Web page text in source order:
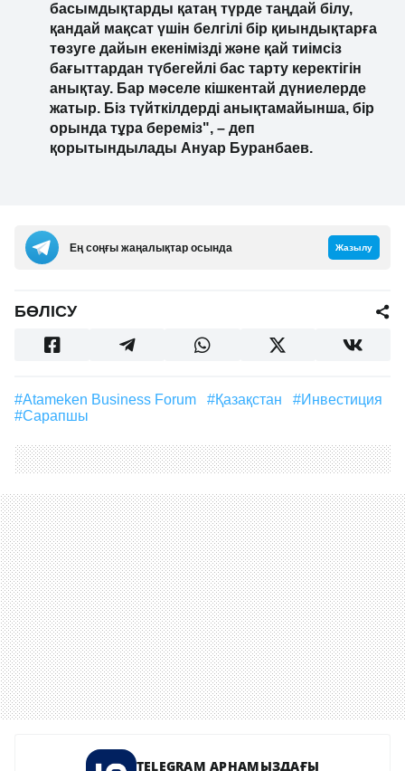
басымдықтарды қатаң түрде таңдай білу,
қандай мақсат үшін белгілі бір қиындықтарға
төзуге дайын екенімізді және қай тиімсіз
бағыттардан түбегейлі бас тарту керектігін
анықтау. Бар мәселе кішкентай дүниелерде
жатыр. Біз түйткілдерді анықтамайынша, бір
орында тұра береміз", – деп
қорытындылады Ануар Буранбаев.
Ең соңғы жаңалықтар осында Жазылу
БӨЛІСУ
#Atameken Business Forum #Қазақстан
#инвестиция
#Сарапшы